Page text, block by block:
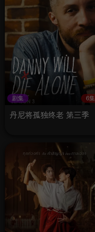
剧集 6集
丹尼将孤独终老 第三季